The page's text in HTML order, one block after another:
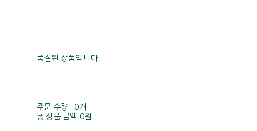
품절된 상품입니다.
주문 수량
0개
총 상품 금액 0원